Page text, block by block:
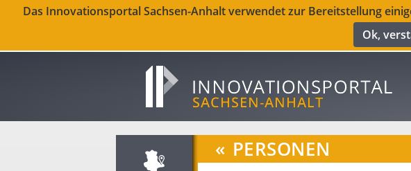
Das Innovationsportal Sachsen-Anhalt verwendet zur Bereitstellung
Ok,
« PERSONEN